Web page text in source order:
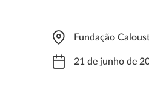
Fundação
21 de junho de